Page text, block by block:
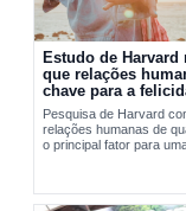
Estudo de Harvard
que relações
chave para a
Pesquisa de Harvard
relações humanas de
o principal fator para uma